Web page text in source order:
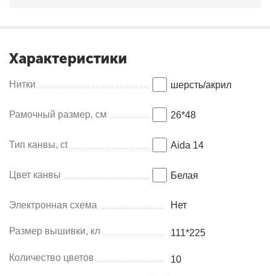
Характеристики
Нитки шерсть/акрил
Рамочный размер, см 26*48
Тип канвы, ct Aida 14
Цвет канвы Белая
Электронная схема Нет
Размер вышивки, кл 111*225
Количество цветов 10